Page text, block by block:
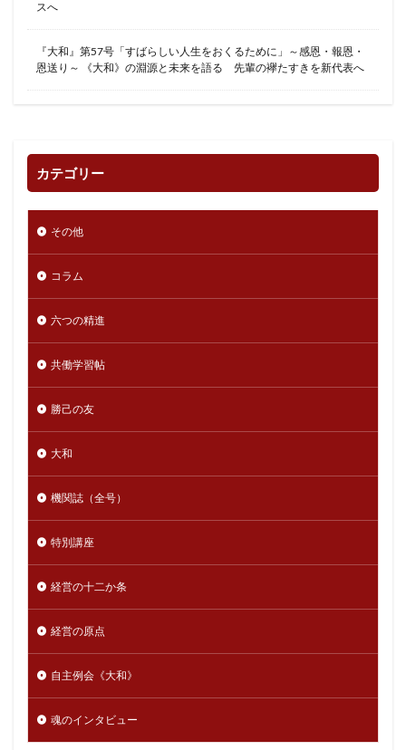
スへ
『大和』第57号「すばらしい人生をおくるために」～感恩・報恩・
恩送り～ 《大和》の淵源と未来を語る 先輩の襷たすきを新代表へ
カテゴリー
その他
コラム
六つの精進
共働学習帖
勝己の友
大和
機関誌（全号）
特別講座
経営の十二か条
経営の原点
自主例会《大和》
魂のインタビュー